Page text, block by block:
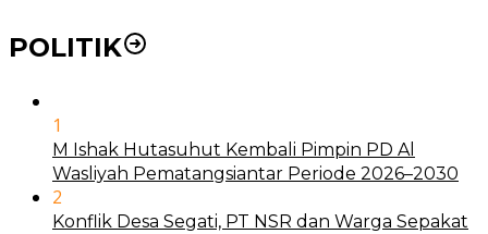
POLITIK
1
M Ishak Hutasuhut Kembali Pimpin PD Al
Wasliyah Pematangsiantar Periode 2026–2030
2
Konflik Desa Segati, PT NSR dan Warga Sepakat